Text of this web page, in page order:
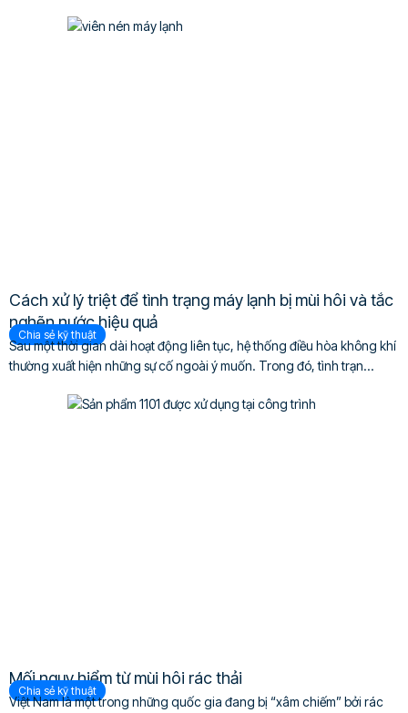
Cách xử lý triệt để tình trạng máy lạnh bị mùi hôi và tắc
nghẽn nước hiệu quả
Chia sẻ kỹ thuật
Sau một thời gian dài hoạt động liên tục, hệ thống điều hòa không khí
thường xuất hiện những sự cố ngoài ý muốn. Trong đó, tình trạn...
Mối nguy hiểm từ mùi hôi rác thải
Chia sẻ kỹ thuật
Việt Nam là một trong những quốc gia đang bị “xâm chiếm” bởi rác